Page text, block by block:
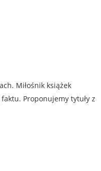
Miłośnik książek
Proponujemy tytuły z